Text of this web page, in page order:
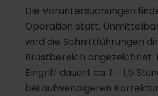
Die Voruntersuchungen
Operation statt.
wird die Schnittführungen
Brustbereich angezeichnet.
Eingriff dauert ca. 1 – 1,5
bei aufwendigeren